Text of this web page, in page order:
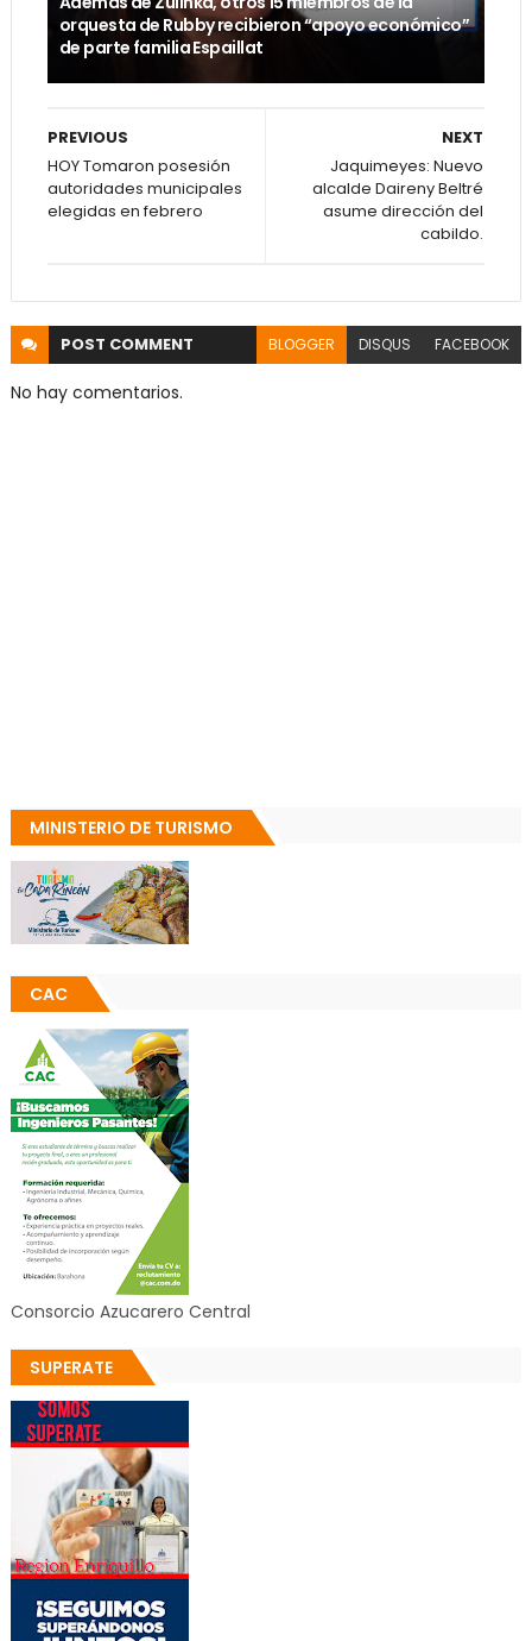
orquesta de Rubby recibieron “apoyo económico”
de parte familia Espaillat
NEXT
Jaquimeyes: Nuevo
alcalde Daireny Beltré
asume dirección del
cabildo.
PREVIOUS
HOY Tomaron posesión
autoridades municipales
elegidas en febrero
POST COMMENT BLOGGER DISQUS FACEBOOK
No hay comentarios.
MINISTERIO DE TURISMO
CAC
Consorcio Azucarero Central
SUPERATE